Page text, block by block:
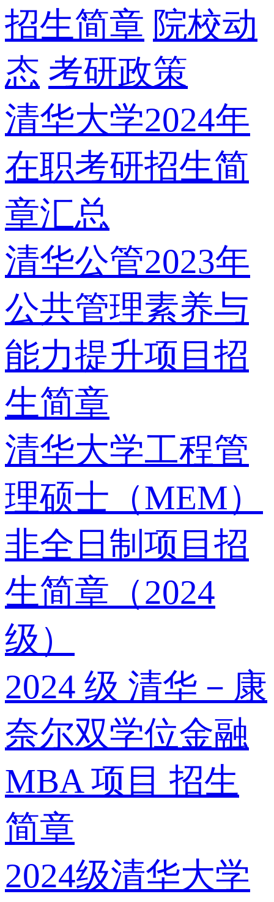
招生简章 院校动
态 考研政策
清华大学2024年
在职考研招生简
章汇总
清华公管2023年
公共管理素养与
能力提升项目招
生简章
清华大学工程管
理硕士（MEM）
非全日制项目招
生简章（2024
级）
2024 级 清华－康
奈尔双学位金融
MBA 项目 招生
简章
2024级清华大学